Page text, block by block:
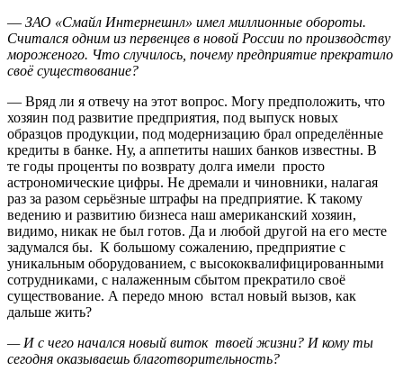
— ЗАО «Смайл Интернешнл» имел миллионные обороты.
Считался одним из первенцев в новой России по производству
мороженого. Что случилось, почему предприятие прекратило
своё существование?
— Вряд ли я отвечу на этот вопрос. Могу предположить, что
хозяин под развитие предприятия, под выпуск новых
образцов продукции, под модернизацию брал определённые
кредиты в банке. Ну, а аппетиты наших банков известны. В
те годы проценты по возврату долга имели просто
астрономические цифры. Не дремали и чиновники, налагая
раз за разом серьёзные штрафы на предприятие. К такому
ведению и развитию бизнеса наш американский хозяин,
видимо, никак не был готов. Да и любой другой на его месте
задумался бы. К большому сожалению, предприятие с
уникальным оборудованием, с высококвалифицированными
сотрудниками, с налаженным сбытом прекратило своё
существование. А передо мною встал новый вызов, как
дальше жить?
— И с чего начался новый виток твоей жизни? И кому ты
сегодня оказываешь благотворительность?